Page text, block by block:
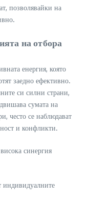
позволявайки на
на отбора
енергия, която
заедно ефективно.
си силни страни,
сумата на
често се наблюдават
и конфликти.
синергия
индивидуалните